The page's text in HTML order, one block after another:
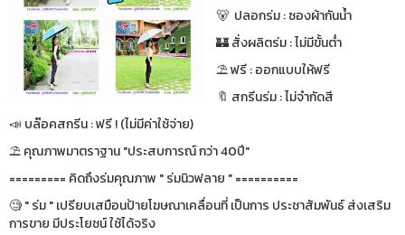
🐻 ปลอกร่ม : ซองผ้ากันน้ำ
🏰 สั่งผลิตร่ม : ไม่มีขั้นต่ำ
⛱ ฟรี : ออกแบบให้ฟรี
🔖 สกรีนร่ม : ไม่จำกัดสี
📣 บล๊อคสกรีน : ฟรี ! (ไม่มีค่าใช้จ่าย)
⛱ คุณภาพมาตราฐาน "ประสบการณ์ กว่า 40ปี"
========= คิดถึงร่มคุณภาพ " ร่มนิวฟลาย " ==========
🧐 " ร่ม " เปรียบเสมือนป้ายโฆษณาเคลื่อนที่ เป็นการ ประชาสัมพันธ์ ส่งเสริม
การขาย มีประโยชน์ ใช้ได้จริง